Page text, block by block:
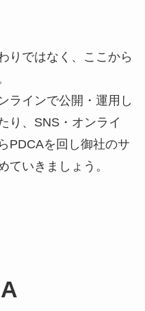
りではなく、ここから
ラインで公開・運用し
り、SNS・オンライ
PDCAを回し御社のサ
ていきましょう。